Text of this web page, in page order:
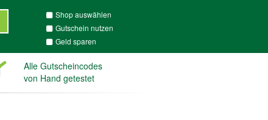
Shop auswählen
Gutschein nutzen
Geld sparen
Alle Gutscheincodes
von Hand getestet